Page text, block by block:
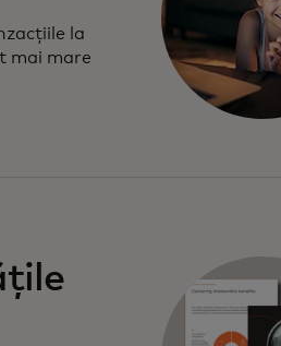
la
mai mare